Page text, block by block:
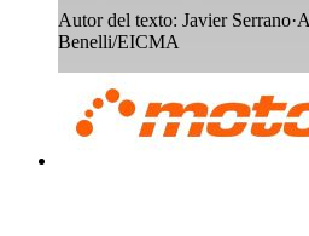
Autor del texto: Javier Serrano·
Benelli/EICMA